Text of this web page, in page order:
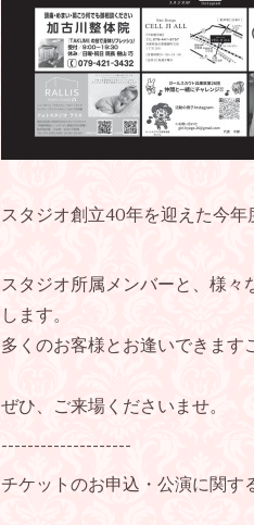
スタジオ創立40年を迎えた今年
スタジオ所属メンバーと、様々
します。
多くのお客様とお逢いできます
ぜひ、ご来場くださいませ。
--------------------
チケットのお申込・公演に関す